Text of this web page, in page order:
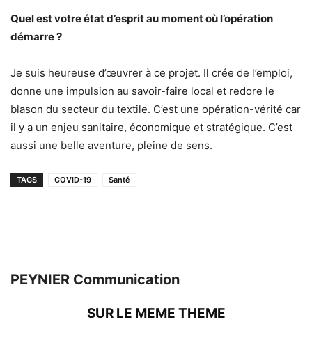
Quel est votre état d’esprit au moment où l’opération
démarre ?
Je suis heureuse d’œuvrer à ce projet. Il crée de l’emploi,
donne une impulsion au savoir-faire local et redore le
blason du secteur du textile. C’est une opération-vérité car
il y a un enjeu sanitaire, économique et stratégique. C’est
aussi une belle aventure, pleine de sens.
TAGS COVID-19 Santé
PEYNIER Communication
SUR LE MEME THEME